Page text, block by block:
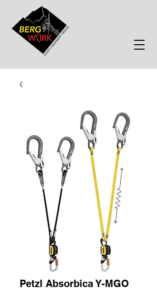
Petzl Absorbica Y-MGO